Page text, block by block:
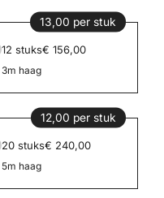
13,00 per stuk
12 stuks€ 156,00
3m haag
12,00 per stuk
20 stuks€ 240,00
5m haag